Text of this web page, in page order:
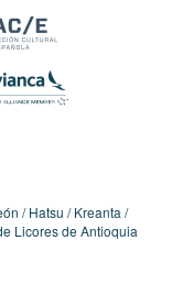
Hatsu
Kreanta
Licores de Antioquia